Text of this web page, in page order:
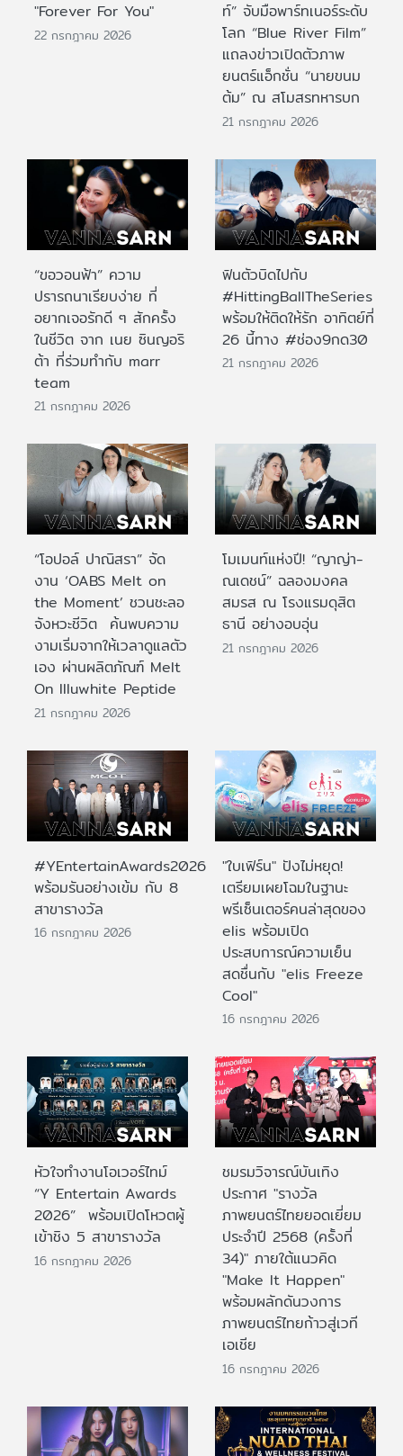
"Forever For You"
22 กรกฎาคม 2026
ท์” จับมือพาร์ทเนอร์ระดับ
โลก “Blue River Film”
แถลงข่าวเปิดตัวภาพ
ยนตร์แอ็กชั่น “นายขนม
ต้ม” ณ สโมสรทหารบก
21 กรกฎาคม 2026
“ขอวอนฟ้า” ความ
ปรารถนาเรียบง่าย ที่
อยากเจอรักดี ๆ สักครั้ง
ในชีวิต จาก เนย ซินญอริ
ต้า ที่ร่วมทำกับ marr
team
21 กรกฎาคม 2026
ฟินตัวบิดไปกับ
#HittingBallTheSeries
พร้อมให้ติดให้รัก อาทิตย์ที่
26 นี้ทาง #ช่อง9กด30
21 กรกฎาคม 2026
“โอปอล์ ปาณิสรา” จัด
งาน ‘OABS Melt on
the Moment’ ชวนชะลอ
จังหวะชีวิต ค้นพบความ
งามเริ่มจากให้เวลาดูแลตัว
เอง ผ่านผลิตภัณฑ์ Melt
On Illuwhite Peptide
21 กรกฎาคม 2026
โมเมนท์แห่งปี! “ญาญ่า-
ณเดชน์” ฉลองมงคล
สมรส ณ โรงแรมดุสิต
ธานี อย่างอบอุ่น
21 กรกฎาคม 2026
#YEntertainAwards2026
พร้อมรันอย่างเข้ม กับ 8
สาขารางวัล
16 กรกฎาคม 2026
"ใบเฟิร์น" ปังไม่หยุด!
เตรียมเผยโฉมในฐานะ
พรีเซ็นเตอร์คนล่าสุดของ
elis พร้อมเปิด
ประสบการณ์ความเย็น
สดชื่นกับ "elis Freeze
Cool"
16 กรกฎาคม 2026
หัวใจทำงานโอเวอร์ไทม์
“Y Entertain Awards
2026” พร้อมเปิดโหวตผู้
เข้าชิง 5 สาขารางวัล
16 กรกฎาคม 2026
ชมรมวิจารณ์บันเทิง
ประกาศ "รางวัล
ภาพยนตร์ไทยยอดเยี่ยม
ประจําปี 2568 (ครั้งที่
34)" ภายใต้แนวคิด
"Make It Happen"
พร้อมผลักดันวงการ
ภาพยนตร์ไทยก้าวสู่เวที
เอเชีย
16 กรกฎาคม 2026